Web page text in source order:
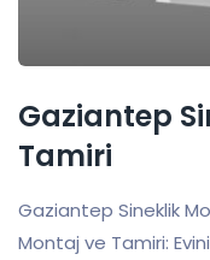
Gaziantep
Tamiri
Gaziantep Sineklik
Montaj ve Tamiri: